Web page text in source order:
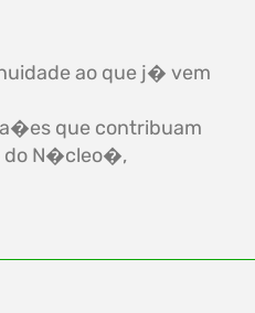
ao que j� vem
que contribuam
do N�cleo�,